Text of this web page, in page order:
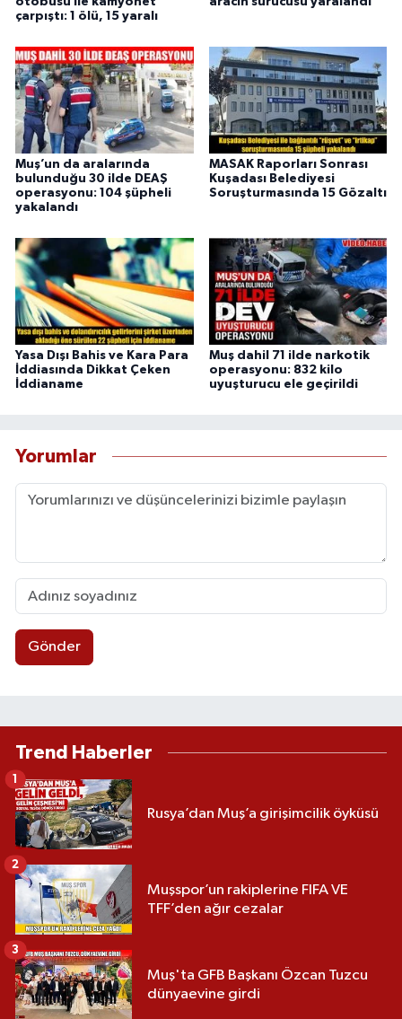
çarpıştı: 1 ölü, 15 yaralı
Muş’un da aralarında
bulunduğu 30 ilde DEAŞ
operasyonu: 104 şüpheli
yakalandı
MASAK Raporları Sonrası
Kuşadası Belediyesi
Soruşturmasında 15 Gözaltı
Yasa Dışı Bahis ve Kara Para
İddiasında Dikkat Çeken
İddianame
Muş dahil 71 ilde narkotik
operasyonu: 832 kilo
uyuşturucu ele geçirildi
Yorumlar
Gönder
Trend Haberler
Rusya’dan Muş’a girişimcilik öyküsü
1
Muşspor’un rakiplerine FIFA VE
TFF’den ağır cezalar
2
Muş'ta GFB Başkanı Özcan Tuzcu
dünyaevine girdi
3